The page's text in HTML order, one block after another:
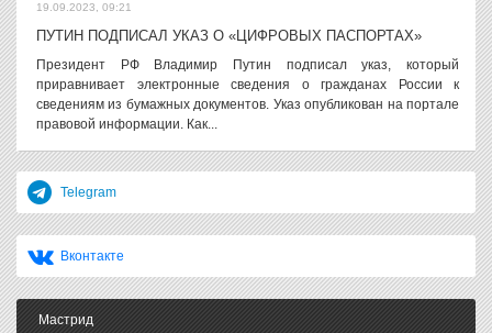
19.09.2023, 09:21
ПУТИН ПОДПИСАЛ УКАЗ О «ЦИФРОВЫХ ПАСПОРТАХ»
Президент РФ Владимир Путин подписал указ, который
приравнивает электронные сведения о гражданах России к
сведениям из бумажных документов. Указ опубликован на портале
правовой информации. Как...
Telegram
Вконтакте
Мастрид